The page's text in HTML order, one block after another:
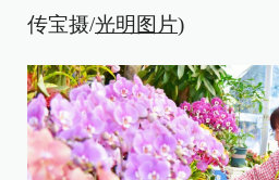
传宝摄/光明图片)